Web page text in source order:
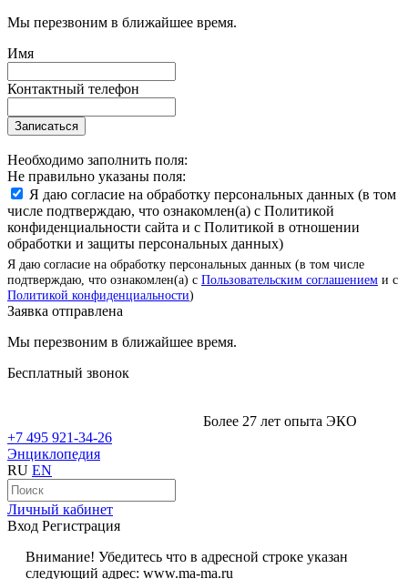
Мы перезвоним в ближайшее время.
Имя
Контактный телефон
Записаться
Необходимо заполнить поля:
Не правильно указаны поля:
Я даю согласие на обработку персональных данных (в том
числе подтверждаю, что ознакомлен(а) с Политикой
конфиденциальности сайта и с Политикой в отношении
обработки и защиты персональных данных)
Я даю согласие на обработку персональных данных (в том числе
подтверждаю, что ознакомлен(а) с Пользовательским соглашением и с
Политикой конфиденциальности)
Заявка отправлена
Мы перезвоним в ближайшее время.
Бесплатный звонок
Более 27 лет опыта ЭКО
+7 495 921-34-26
Энциклопедия
RU EN
Личный кабинет
Вход Регистрация
Внимание! Убедитесь что в адресной строке указан
следующий адрес: www.ma-ma.ru